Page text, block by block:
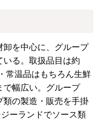
を中心に、グループ
る。取扱品目は約
常温品はもちろん生鮮
で幅広い。グループ
類の製造・販売を手掛
ーランドでソース類